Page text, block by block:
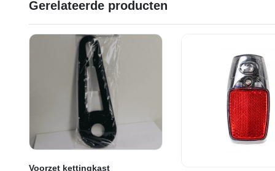
Gerelateerde producten
Voorzet kettingkast